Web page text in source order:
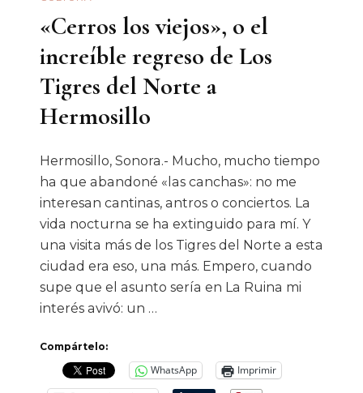
«Cerros los viejos», o el
increíble regreso de Los
Tigres del Norte a
Hermosillo
Hermosillo, Sonora.- Mucho, mucho tiempo
ha que abandoné «las canchas»: no me
interesan cantinas, antros o conciertos. La
vida nocturna se ha extinguido para mí. Y
una visita más de los Tigres del Norte a esta
ciudad era eso, una más. Empero, cuando
supe que el asunto sería en La Ruina mi
interés avivó: un …
Compártelo:
WhatsApp
Imprimir